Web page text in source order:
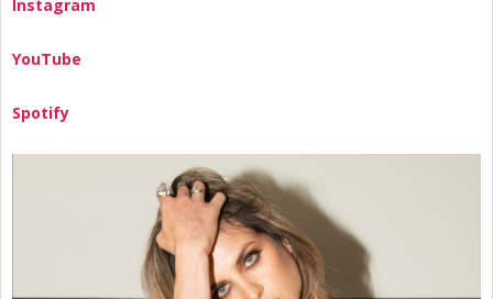
Instagram
YouTube
Spotify